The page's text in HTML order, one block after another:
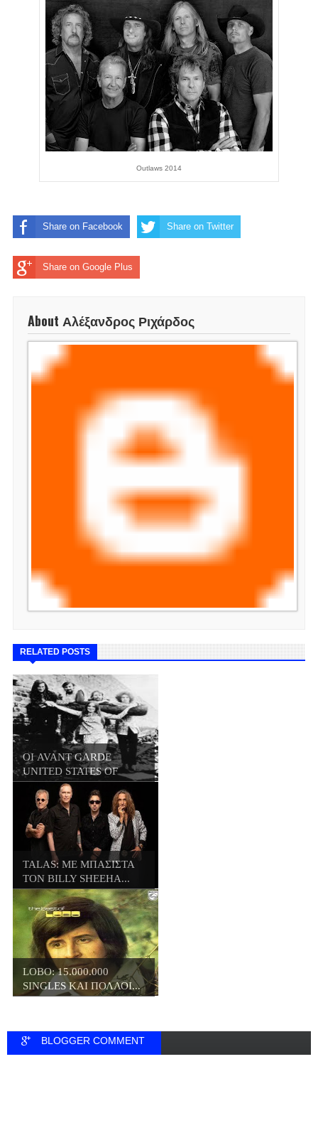
Outlaws 2014
Share on Facebook Share on Twitter
Share on Google Plus
About Αλέξανδρος Ριχάρδος
RELATED POSTS
ΟΙ AVANT GARDE
UNITED STATES OF
AME...
TALAS: ΜΕ ΜΠΑΣΙΣΤΑ
ΤΟΝ BILLY SHEEHA...
LOBO: 15.000.000
SINGLES ΚΑΙ ΠΟΛΛΟΙ...
BLOGGER COMMENT